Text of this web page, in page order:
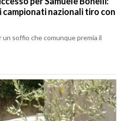
campionati nazionali tiro con
un soffio che comunque premia il